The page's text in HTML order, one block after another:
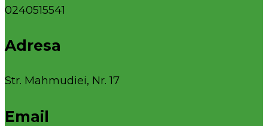
0240515541
Adresa
Str. Mahmudiei, Nr. 17
Email